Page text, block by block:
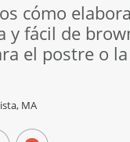
cómo
y fácil de
el postre o
MA